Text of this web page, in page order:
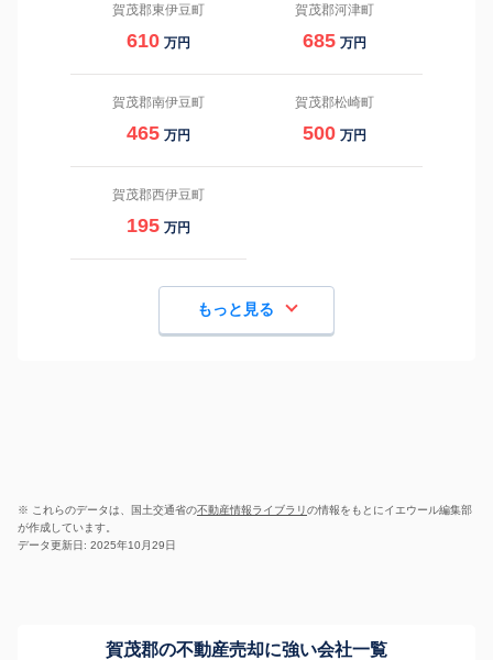
賀茂郡東伊豆町
610 万円
賀茂郡河津町
685 万円
賀茂郡南伊豆町
465 万円
賀茂郡松崎町
500 万円
賀茂郡西伊豆町
195 万円
もっと見る
※ これらのデータは、国土交通省の不動産情報ライブラリの情報をもとにイエウール編集部
が作成しています。
データ更新日: 2025年10月29日
賀茂郡の不動産売却に強い会社一覧